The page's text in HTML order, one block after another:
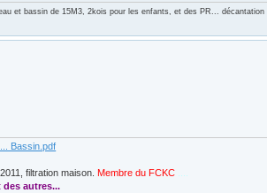
et bassin de 15M3, 2kois pour les enfants, et des PR...
Bassin.pdf
filtration maison. Membre du FCKC ....
autres...